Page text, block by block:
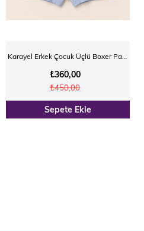
₺360,00
₺450,00
Sepete Ekle